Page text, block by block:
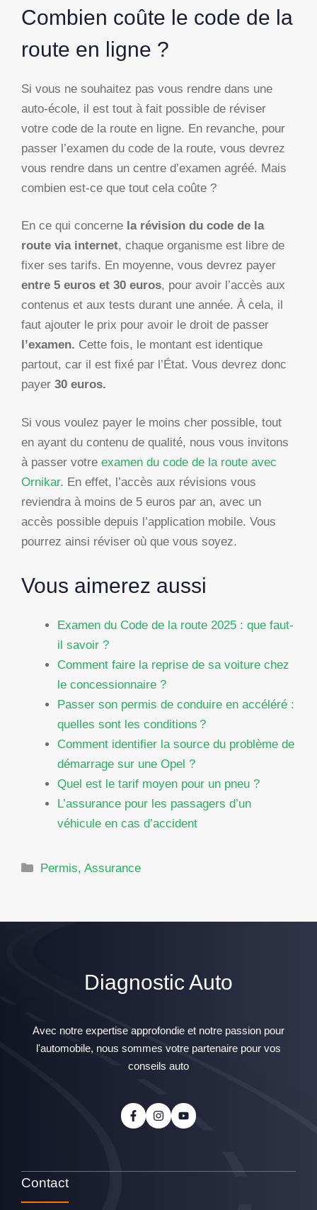
Combien coûte le code de la
route en ligne ?
Si vous ne souhaitez pas vous rendre dans une
auto-école, il est tout à fait possible de réviser
votre code de la route en ligne. En revanche, pour
passer l’examen du code de la route, vous devrez
vous rendre dans un centre d’examen agréé. Mais
combien est-ce que tout cela coûte ?
En ce qui concerne la révision du code de la
route via internet, chaque organisme est libre de
fixer ses tarifs. En moyenne, vous devrez payer
entre 5 euros et 30 euros, pour avoir l’accès aux
contenus et aux tests durant une année. À cela, il
faut ajouter le prix pour avoir le droit de passer
l’examen. Cette fois, le montant est identique
partout, car il est fixé par l’État. Vous devrez donc
payer 30 euros.
Si vous voulez payer le moins cher possible, tout
en ayant du contenu de qualité, nous vous invitons
à passer votre examen du code de la route avec
Ornikar. En effet, l’accès aux révisions vous
reviendra à moins de 5 euros par an, avec un
accès possible depuis l’application mobile. Vous
pourrez ainsi réviser où que vous soyez.
Vous aimerez aussi
Examen du Code de la route 2025 : que faut-
il savoir ?
Comment faire la reprise de sa voiture chez
le concessionnaire ?
Passer son permis de conduire en accéléré :
quelles sont les conditions ?
Comment identifier la source du problème de
démarrage sur une Opel ?
Quel est le tarif moyen pour un pneu ?
L’assurance pour les passagers d’un
véhicule en cas d’accident
Catégories
Permis, Assurance
Diagnostic Auto
Avec notre expertise approfondie et notre passion pour
l'automobile, nous sommes votre partenaire pour vos
conseils auto
Contact